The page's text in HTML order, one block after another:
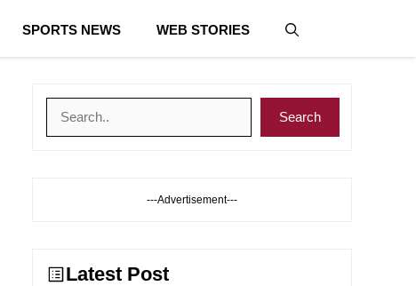
SPORTS NEWS WEB STORIES
Search
---Advertisement---
Latest Post